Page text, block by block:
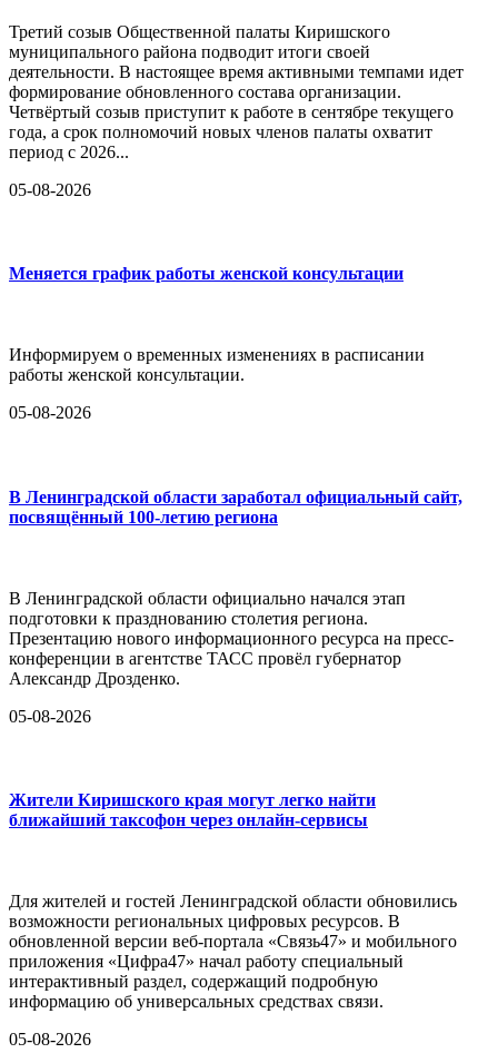
Третий созыв Общественной палаты Киришского
муниципального района подводит итоги своей
деятельности. В настоящее время активными темпами идет
формирование обновленного состава организации.
Четвёртый созыв приступит к работе в сентябре текущего
года, а срок полномочий новых членов палаты охватит
период с 2026...
05-08-2026
Меняется график работы женской консультации
Информируем о временных изменениях в расписании
работы женской консультации.
05-08-2026
В Ленинградской области заработал официальный сайт,
посвящённый 100-летию региона
В Ленинградской области официально начался этап
подготовки к празднованию столетия региона.
Презентацию нового информационного ресурса на пресс-
конференции в агентстве ТАСС провёл губернатор
Александр Дрозденко.
05-08-2026
Жители Киришского края могут легко найти
ближайший таксофон через онлайн-сервисы
Для жителей и гостей Ленинградской области обновились
возможности региональных цифровых ресурсов. В
обновленной версии веб-портала «Связь47» и мобильного
приложения «Цифра47» начал работу специальный
интерактивный раздел, содержащий подробную
информацию об универсальных средствах связи.
05-08-2026